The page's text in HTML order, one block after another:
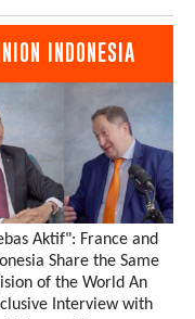
INDONESIA
Aktif": France and
Share the Same
of the World An
Interview with